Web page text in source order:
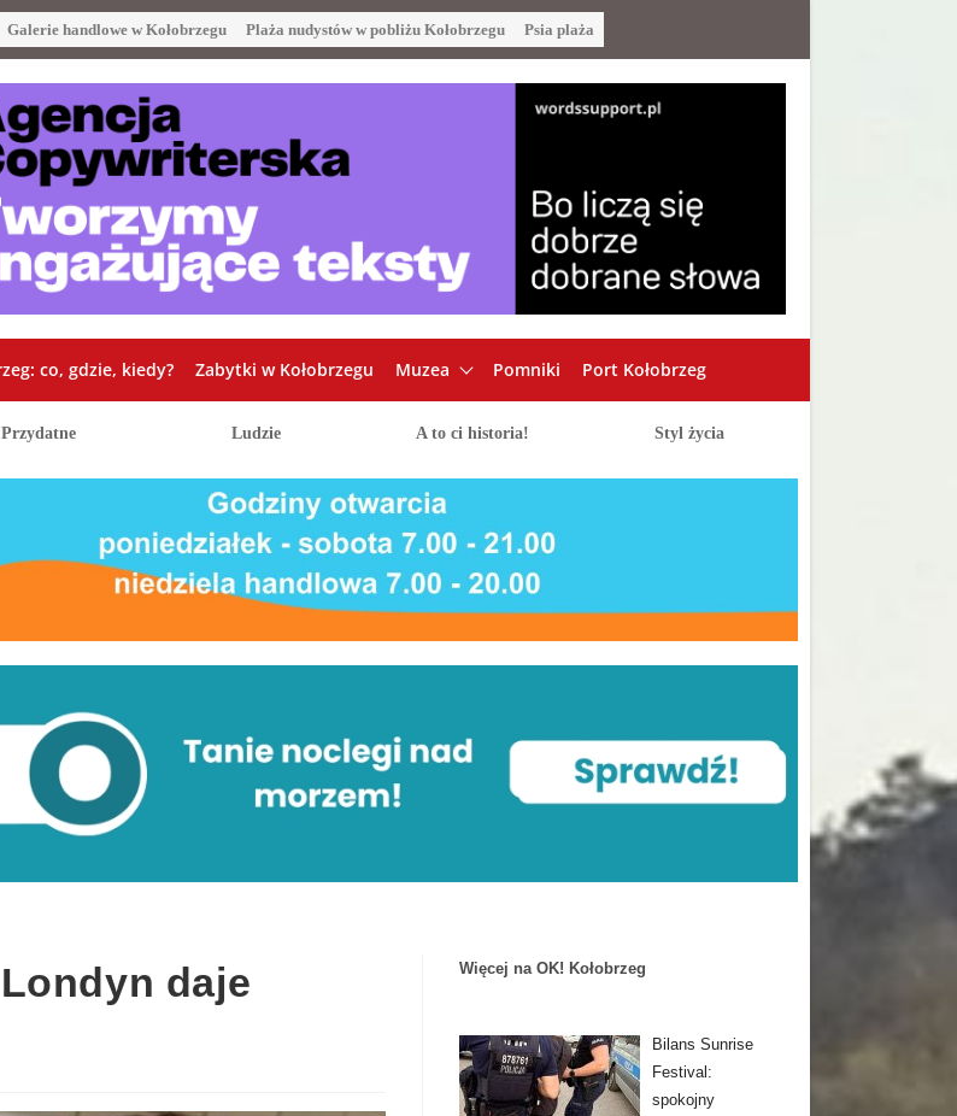
Galerie handlowe w Kołobrzegu Plaża nudystów w pobliżu Kołobrzegu Psia plaża
co, gdzie, kiedy? Zabytki w Kołobrzegu Muzea Pomniki Port Kołobrzeg
Przydatne Ludzie A to ci historia! Styl życia
daje
Więcej na OK! Kołobrzeg
Bilans Sunrise
Festival:
spokojny